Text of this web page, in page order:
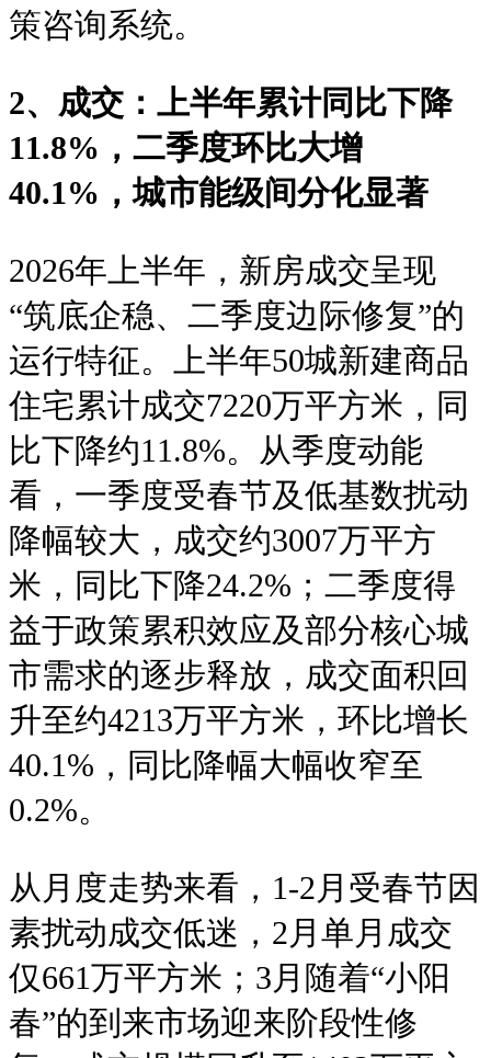
策咨询系统。
2、成交：上半年累计同比下降
11.8%，二季度环比大增
40.1%，城市能级间分化显著
2026年上半年，新房成交呈现
“筑底企稳、二季度边际修复”的
运行特征。上半年50城新建商品
住宅累计成交7220万平方米，同
比下降约11.8%。从季度动能
看，一季度受春节及低基数扰动
降幅较大，成交约3007万平方
米，同比下降24.2%；二季度得
益于政策累积效应及部分核心城
市需求的逐步释放，成交面积回
升至约4213万平方米，环比增长
40.1%，同比降幅大幅收窄至
0.2%。
从月度走势来看，1-2月受春节因
素扰动成交低迷，2月单月成交
仅661万平方米；3月随着“小阳
春”的到来市场迎来阶段性修